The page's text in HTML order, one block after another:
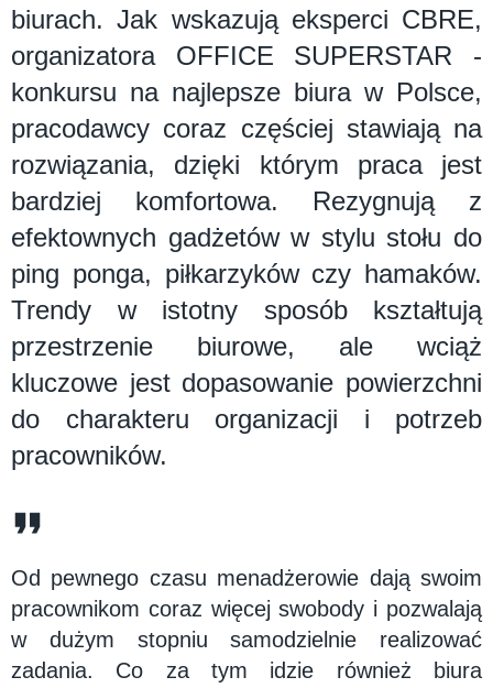
biurach. Jak wskazują eksperci CBRE,
organizatora OFFICE SUPERSTAR -
konkursu na najlepsze biura w Polsce,
pracodawcy coraz częściej stawiają na
rozwiązania, dzięki którym praca jest
bardziej komfortowa. Rezygnują z
efektownych gadżetów w stylu stołu do
ping ponga, piłkarzyków czy hamaków.
Trendy w istotny sposób kształtują
przestrzenie biurowe, ale wciąż
kluczowe jest dopasowanie powierzchni
do charakteru organizacji i potrzeb
pracowników.
Od pewnego czasu menadżerowie dają swoim
pracownikom coraz więcej swobody i pozwalają
w dużym stopniu samodzielnie realizować
zadania. Co za tym idzie również biura